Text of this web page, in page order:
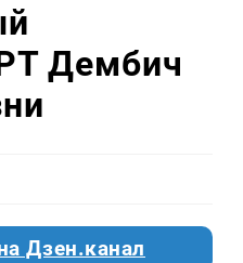
Дембич
Дзен.канал